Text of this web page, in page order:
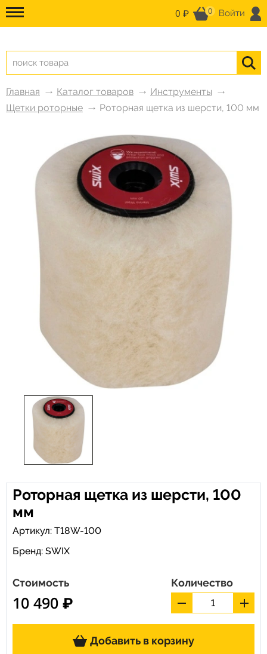
0 ₽ 0 Войти
Главная Каталог товаров
Инструменты
Щетки роторные
Роторная щетка из шерсти, 100 мм
Роторная щетка из шерсти, 100
мм
Артикул: T18W-100
Бренд: SWIX
Стоимость
10 490 ₽
Количество
Добавить в корзину